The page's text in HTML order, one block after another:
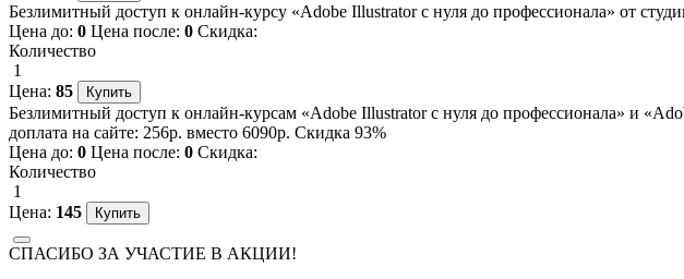
Безлимитный доступ к онлайн-курсу «Adobe Illustrator с нуля до профессионала» от
Цена до: 0 Цена после: 0 Скидка:
Количество
1
Цена: 85
Безлимитный доступ к онлайн-курсам «Adobe Illustrator с нуля до профессионала» и
доплата на сайте: 256р. вместо 6090р. Скидка 93%
Цена до: 0 Цена после: 0 Скидка:
Количество
1
Цена: 145
СПАСИБО ЗА УЧАСТИЕ В АКЦИИ!